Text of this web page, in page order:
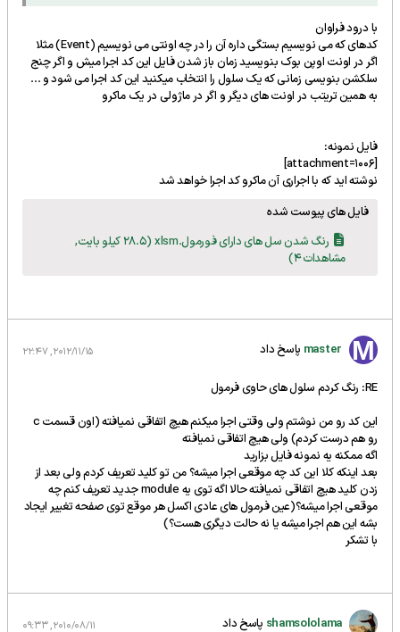
با درود فراوان
کدهای که می نویسیم بستگی داره آن را در چه اونتی می نویسیم (Event) مثلا
اگر در اونت اوپن بوک بنویسید زمان باز شدن فایل این کد اجرا میش و اگر چنج
سلکشن بنویسی زمانی که یک سلول را انتخاب میکنید این کد اجرا می شود و ...
به همین تریتب در اونت های دیگر و اگر در ماژولی در یک ماکرو
فایل نمونه:
[attachment=1006]
نوشته اید که با اجراری آن ماکرو کد اجرا خواهد شد
فایل های پیوست شده
رنگ شدن سل های دارای فورمول.xlsm
(28.5 کیلو بایت,
مشاهدات 4)
master پاسخ داد 2012/11/15, 22:47
RE: رنگ کردم سلول های حاوی فرمول
این کد رو من نوشتم ولی وقتی اجرا میکنم هیچ اتفاقی نمیافته (اون قسمت c
رو هم درست کردم) ولی هیچ اتفاقی نمیافته
اگه ممکنه یه نمونه فایل بزارید
بعد اینکه کلا این کد چه موقعی اجرا میشه؟ من تو کلید تعریف کردم ولی بعد از
زدن کلید هیچ اتفاقی نمیافته حالا اگه توی یه module جدید تعریف کنم چه
موقعی اجرا میشه؟(عین فرمول های عادی اکسل هر موقع توی صفحه تغییر ایجاد
بشه این هم اجرا میشه یا نه حالت دیگری هست؟)
با تشکر
shamsololama پاسخ داد 2010/08/11, 09:33